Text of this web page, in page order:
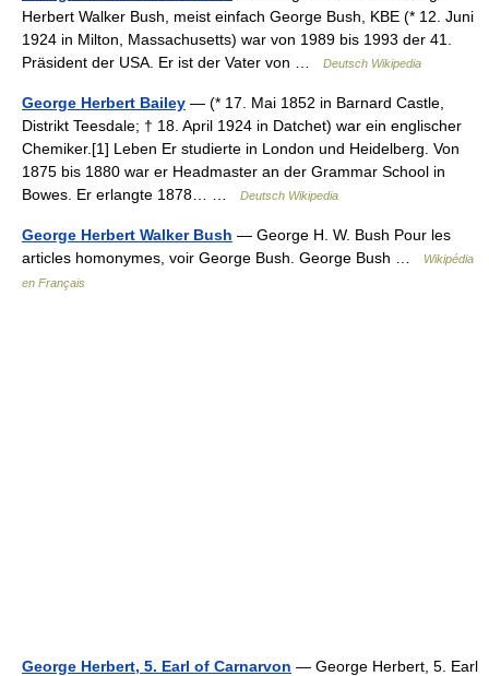
Herbert Walker Bush, meist einfach George Bush, KBE (* 12. Juni
1924 in Milton, Massachusetts) war von 1989 bis 1993 der 41.
Präsident der USA. Er ist der Vater von …
Deutsch Wikipedia
George Herbert Bailey — (* 17. Mai 1852 in Barnard Castle,
Distrikt Teesdale; † 18. April 1924 in Datchet) war ein englischer
Chemiker.[1] Leben Er studierte in London und Heidelberg. Von
1875 bis 1880 war er Headmaster an der Grammar School in
Bowes. Er erlangte 1878… …
Deutsch Wikipedia
George Herbert Walker Bush — George H. W. Bush Pour les
articles homonymes, voir George Bush. George Bush …
Wikipédia
en Français
George Herbert, 5. Earl of Carnarvon — George Herbert, 5. Earl